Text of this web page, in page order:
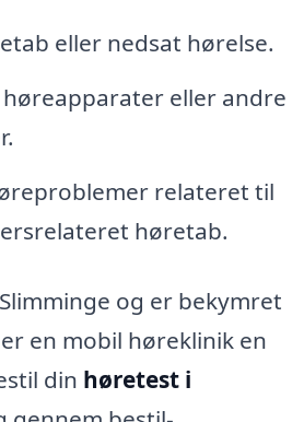
eller nedsat hørelse.
eller andre
relateret til
høretab.
og er bekymret
en mobil høreklinik en
din høretest i